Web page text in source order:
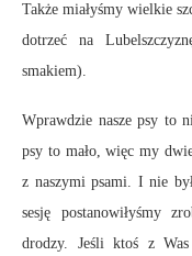
Także miałyśmy wielkie
dotrzeć na
smakiem).
Wprawdzie nasze psy to
psy to mało, więc my
z naszymi psami. I nie
sesję postanowiłyśmy
drodzy. Jeśli ktoś z